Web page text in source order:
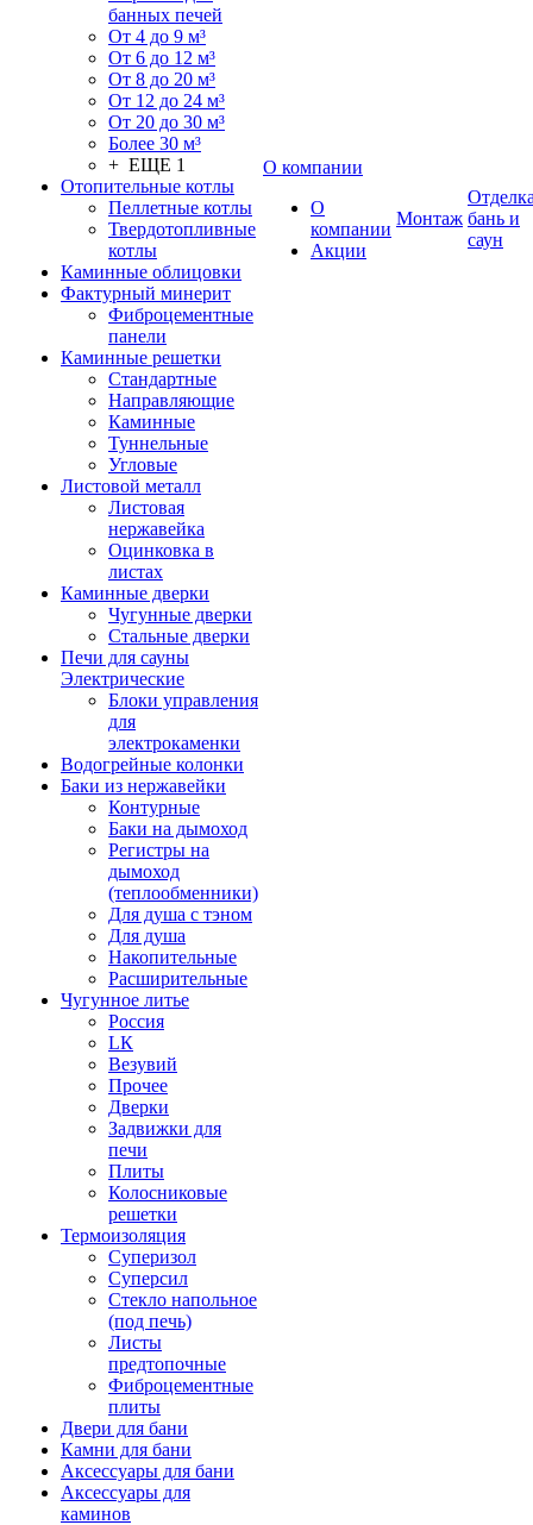
банных печей
От 4 до 9 м³
От 6 до 12 м³
От 8 до 20 м³
От 12 до 24 м³
От 20 до 30 м³
Более 30 м³
+ ЕЩЕ 1
Отопительные котлы
Пеллетные котлы
Твердотопливные
котлы
Каминные облицовки
Фактурный минерит
Фиброцементные
панели
Каминные решетки
Стандартные
Направляющие
Каминные
Туннельные
Угловые
Листовой металл
Листовая
нержавейка
Оцинковка в
листах
Каминные дверки
Чугунные дверки
Стальные дверки
Печи для сауны
Электрические
Блоки управления
для
электрокаменки
Водогрейные колонки
Баки из нержавейки
Контурные
Баки на дымоход
Регистры на
дымоход
(теплообменники)
Для душа с тэном
Для душа
Накопительные
Расширительные
Чугунное литье
Россия
LК
Везувий
Прочее
Дверки
Задвижки для
печи
Плиты
Колосниковые
решетки
Термоизоляция
Суперизол
Суперсил
Стекло напольное
(под печь)
Листы
предтопочные
Фиброцементные
плиты
Двери для бани
Камни для бани
Аксессуары для бани
Аксессуары для
каминов
О компании
О
компании
Акции
Монтаж бань и
саун